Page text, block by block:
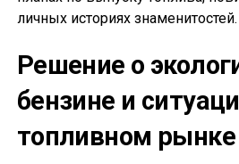
личных историях знаменитостей.
Решение о
бензине и
топливном рынке